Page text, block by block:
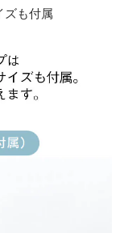
ズも付属